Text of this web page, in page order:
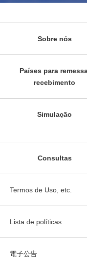
Sobre nós
Países para
recebimento
Simulação
Consultas
Termos de Uso, etc.
Lista de políticas
電子公告